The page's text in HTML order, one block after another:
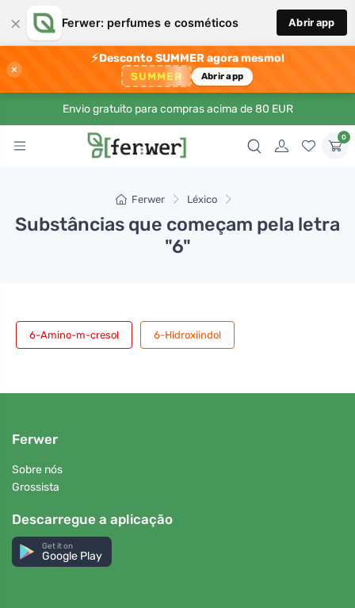
× Ferwer: perfumes e cosméticos Abrir app
×
⚡Desconto SUMMER agora mesmo!
SUMMER Abrir app
Envio gratuito para compras acima de 80 EUR
0
Ferwer Léxico
Substâncias que começam pela letra
"6"
6-Amino-m-cresol 6-Hidroxiindol
Ferwer
Sobre nós
Grossista
Descarregue a aplicação
Get it on
Google Play